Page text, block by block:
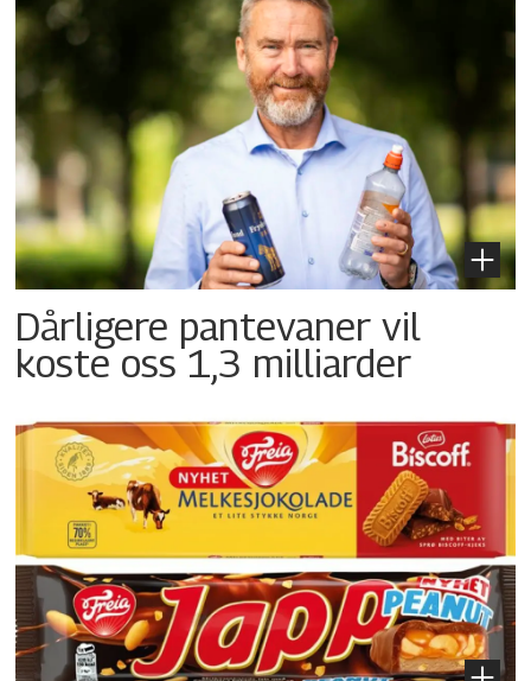
Dårligere pantevaner vil
koste oss 1,3 milliarder